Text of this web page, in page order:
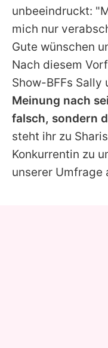
unbeeindruckt:
mich nur
Gute wünschen
Nach diesem
Show-BFFs Sally
Meinung nach
falsch, sondern
steht ihr zu
Konkurrentin zu
unserer Umfrage